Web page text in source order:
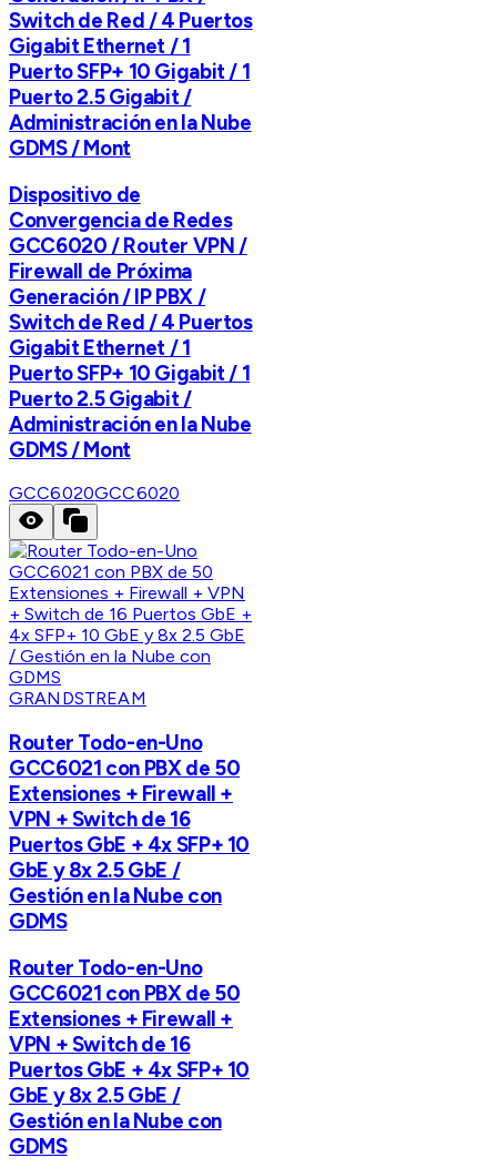
Switch de Red / 4 Puertos
Gigabit Ethernet / 1
Puerto SFP+ 10 Gigabit / 1
Puerto 2.5 Gigabit /
Administración en la Nube
GDMS / Mont
Dispositivo de
Convergencia de Redes
GCC6020 / Router VPN /
Firewall de Próxima
Generación / IP PBX /
Switch de Red / 4 Puertos
Gigabit Ethernet / 1
Puerto SFP+ 10 Gigabit / 1
Puerto 2.5 Gigabit /
Administración en la Nube
GDMS / Mont
GCC6020GCC6020
GRANDSTREAM
Router Todo-en-Uno
GCC6021 con PBX de 50
Extensiones + Firewall +
VPN + Switch de 16
Puertos GbE + 4x SFP+ 10
GbE y 8x 2.5 GbE /
Gestión en la Nube con
GDMS
Router Todo-en-Uno
GCC6021 con PBX de 50
Extensiones + Firewall +
VPN + Switch de 16
Puertos GbE + 4x SFP+ 10
GbE y 8x 2.5 GbE /
Gestión en la Nube con
GDMS